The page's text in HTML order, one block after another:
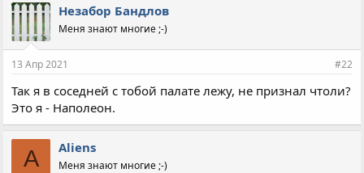
Незабор Бандлов
Меня знают многие ;-)
13 Апр 2021 #22
Так я в соседней с тобой палате лежу, не признал чтоли?
Это я - Наполеон.
A Aliens
Меня знают многие ;-)